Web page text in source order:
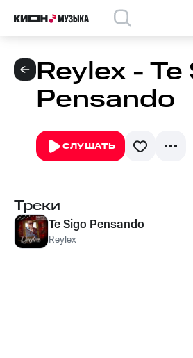
Reylex - Te
Pensando
СЛУШАТЬ
Треки
Te Sigo Pensando
Reylex